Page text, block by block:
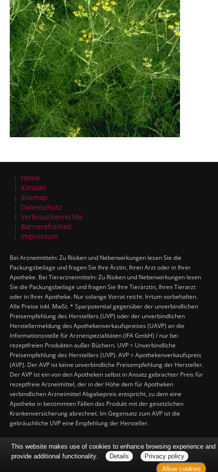
Home
Kontakt
Sitemap
Datenschutz
Verbraucherrechte
Barrierefreiheit
Impressum
Bei Arzneimitteln: Zu Risiken und Nebenwirkungen lesen Sie die
Packungsbeilage und fragen Sie Ihre Ärztin, Ihren Arzt oder in Ihrer
Apotheke. Bei Tierarzneimitteln: Zu Risiken und Nebenwirkungen lesen
Sie die Packungsbeilage und fragen Sie Ihre Tierärztin, Ihren Tierarzt
oder in Ihrer Apotheke. Nur solange Vorrat reicht. Irrtum vorbehalten.
Alle Preise inkl. MwSt. * Sparpotential gegenüber der unverbindlichen
Preisempfehlung des Herstellers (UVP) oder der unverbindlichen
Herstellermeldung des Apothekenverkaufspreises (UAVP) an die
Informationsstelle für Arzneispezialitäten (IFA GmbH) / nur bei
rezeptfreien Produkten außer Büchern. UVP = Unverbindliche
Preisempfehlung des Herstellers (UVP). AVP = Apothekenverkaufspreis
(AVP). Der AVP ist keine unverbindliche Preisempfehlung der Hersteller.
Der AVP ist ein von den Apotheken selbst in Ansatz gebrachter Preis für
rezeptfreie Arzneimittel, der in der Höhe dem für Apotheken
verbindlichen Arzneimittel Abgabepreis entspricht, zu dem eine
Apotheke in bestimmten Fällen das Produkt mit der gesetzlichen
Krankenversicherung abrechnet. Im Gegensatz zum AVP ist die
gebräuchliche UVP eine Empfehlung der Hersteller.
This website makes use of cookies to enhance browsing experience and
provide additional functionality.
Details
Privacy policy
Allow cookies